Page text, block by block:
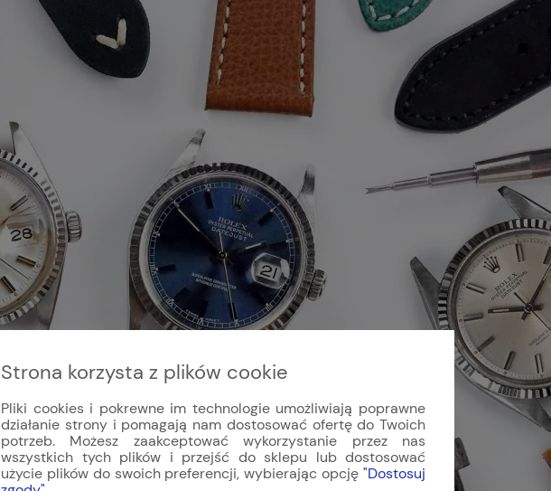
Strona korzysta z plików cookie
Pliki cookies i pokrewne im technologie umożliwiają poprawne
działanie strony i pomagają nam dostosować ofertę do Twoich
potrzeb. Możesz zaakceptować wykorzystanie przez nas
wszystkich tych plików i przejść do sklepu lub dostosować
użycie plików do swoich preferencji, wybierając opcję "Dostosuj